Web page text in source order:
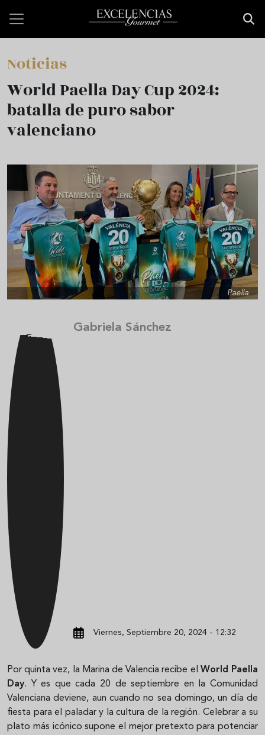
Noticias
World Paella Day Cup 2024:
batalla de puro sabor
valenciano
Paella
Gabriela Sánchez
Viernes, Septiembre 20, 2024 - 12:32
Por quinta vez, la Marina de Valencia recibe el World Paella
Day. Y es que cada 20 de septiembre en la Comunidad
Valenciana deviene, aun cuando no sea domingo, un día de
fiesta para el paladar y la cultura de la región. Celebrar a su
plato más icónico supone el mejor pretexto para potenciar